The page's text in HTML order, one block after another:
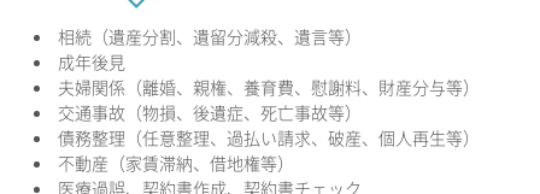
相続（遺産分割、遺留分減殺、遺言等）
成年後見
夫婦関係（離婚、親権、養育費、慰謝料、財産分与等）
交通事故（物損、後遺症、死亡事故等）
債務整理（任意整理、過払い請求、破産、個人再生等）
不動産（家賃滞納、借地権等）
医療過誤、契約書作成、契約書チェック